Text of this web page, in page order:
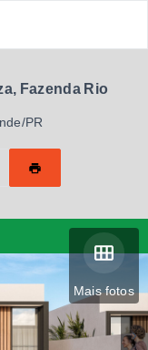
Fazenda Rio
PR
Mais fotos